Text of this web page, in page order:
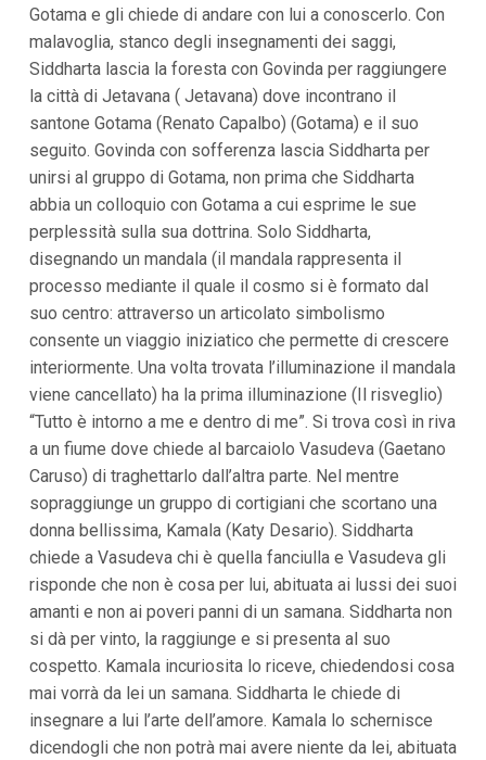
Gotama e gli chiede di andare con lui a conoscerlo. Con
malavoglia, stanco degli insegnamenti dei saggi,
Siddharta lascia la foresta con Govinda per raggiungere
la città di Jetavana ( Jetavana) dove incontrano il
santone Gotama (Renato Capalbo) (Gotama) e il suo
seguito. Govinda con sofferenza lascia Siddharta per
unirsi al gruppo di Gotama, non prima che Siddharta
abbia un colloquio con Gotama a cui esprime le sue
perplessità sulla sua dottrina. Solo Siddharta,
disegnando un mandala (il mandala rappresenta il
processo mediante il quale il cosmo si è formato dal
suo centro: attraverso un articolato simbolismo
consente un viaggio iniziatico che permette di crescere
interiormente. Una volta trovata l’illuminazione il mandala
viene cancellato) ha la prima illuminazione (Il risveglio)
“Tutto è intorno a me e dentro di me”. Si trova così in riva
a un fiume dove chiede al barcaiolo Vasudeva (Gaetano
Caruso) di traghettarlo dall’altra parte. Nel mentre
sopraggiunge un gruppo di cortigiani che scortano una
donna bellissima, Kamala (Katy Desario). Siddharta
chiede a Vasudeva chi è quella fanciulla e Vasudeva gli
risponde che non è cosa per lui, abituata ai lussi dei suoi
amanti e non ai poveri panni di un samana. Siddharta non
si dà per vinto, la raggiunge e si presenta al suo
cospetto. Kamala incuriosita lo riceve, chiedendosi cosa
mai vorrà da lei un samana. Siddharta le chiede di
insegnare a lui l’arte dell’amore. Kamala lo schernisce
dicendogli che non potrà mai avere niente da lei, abituata